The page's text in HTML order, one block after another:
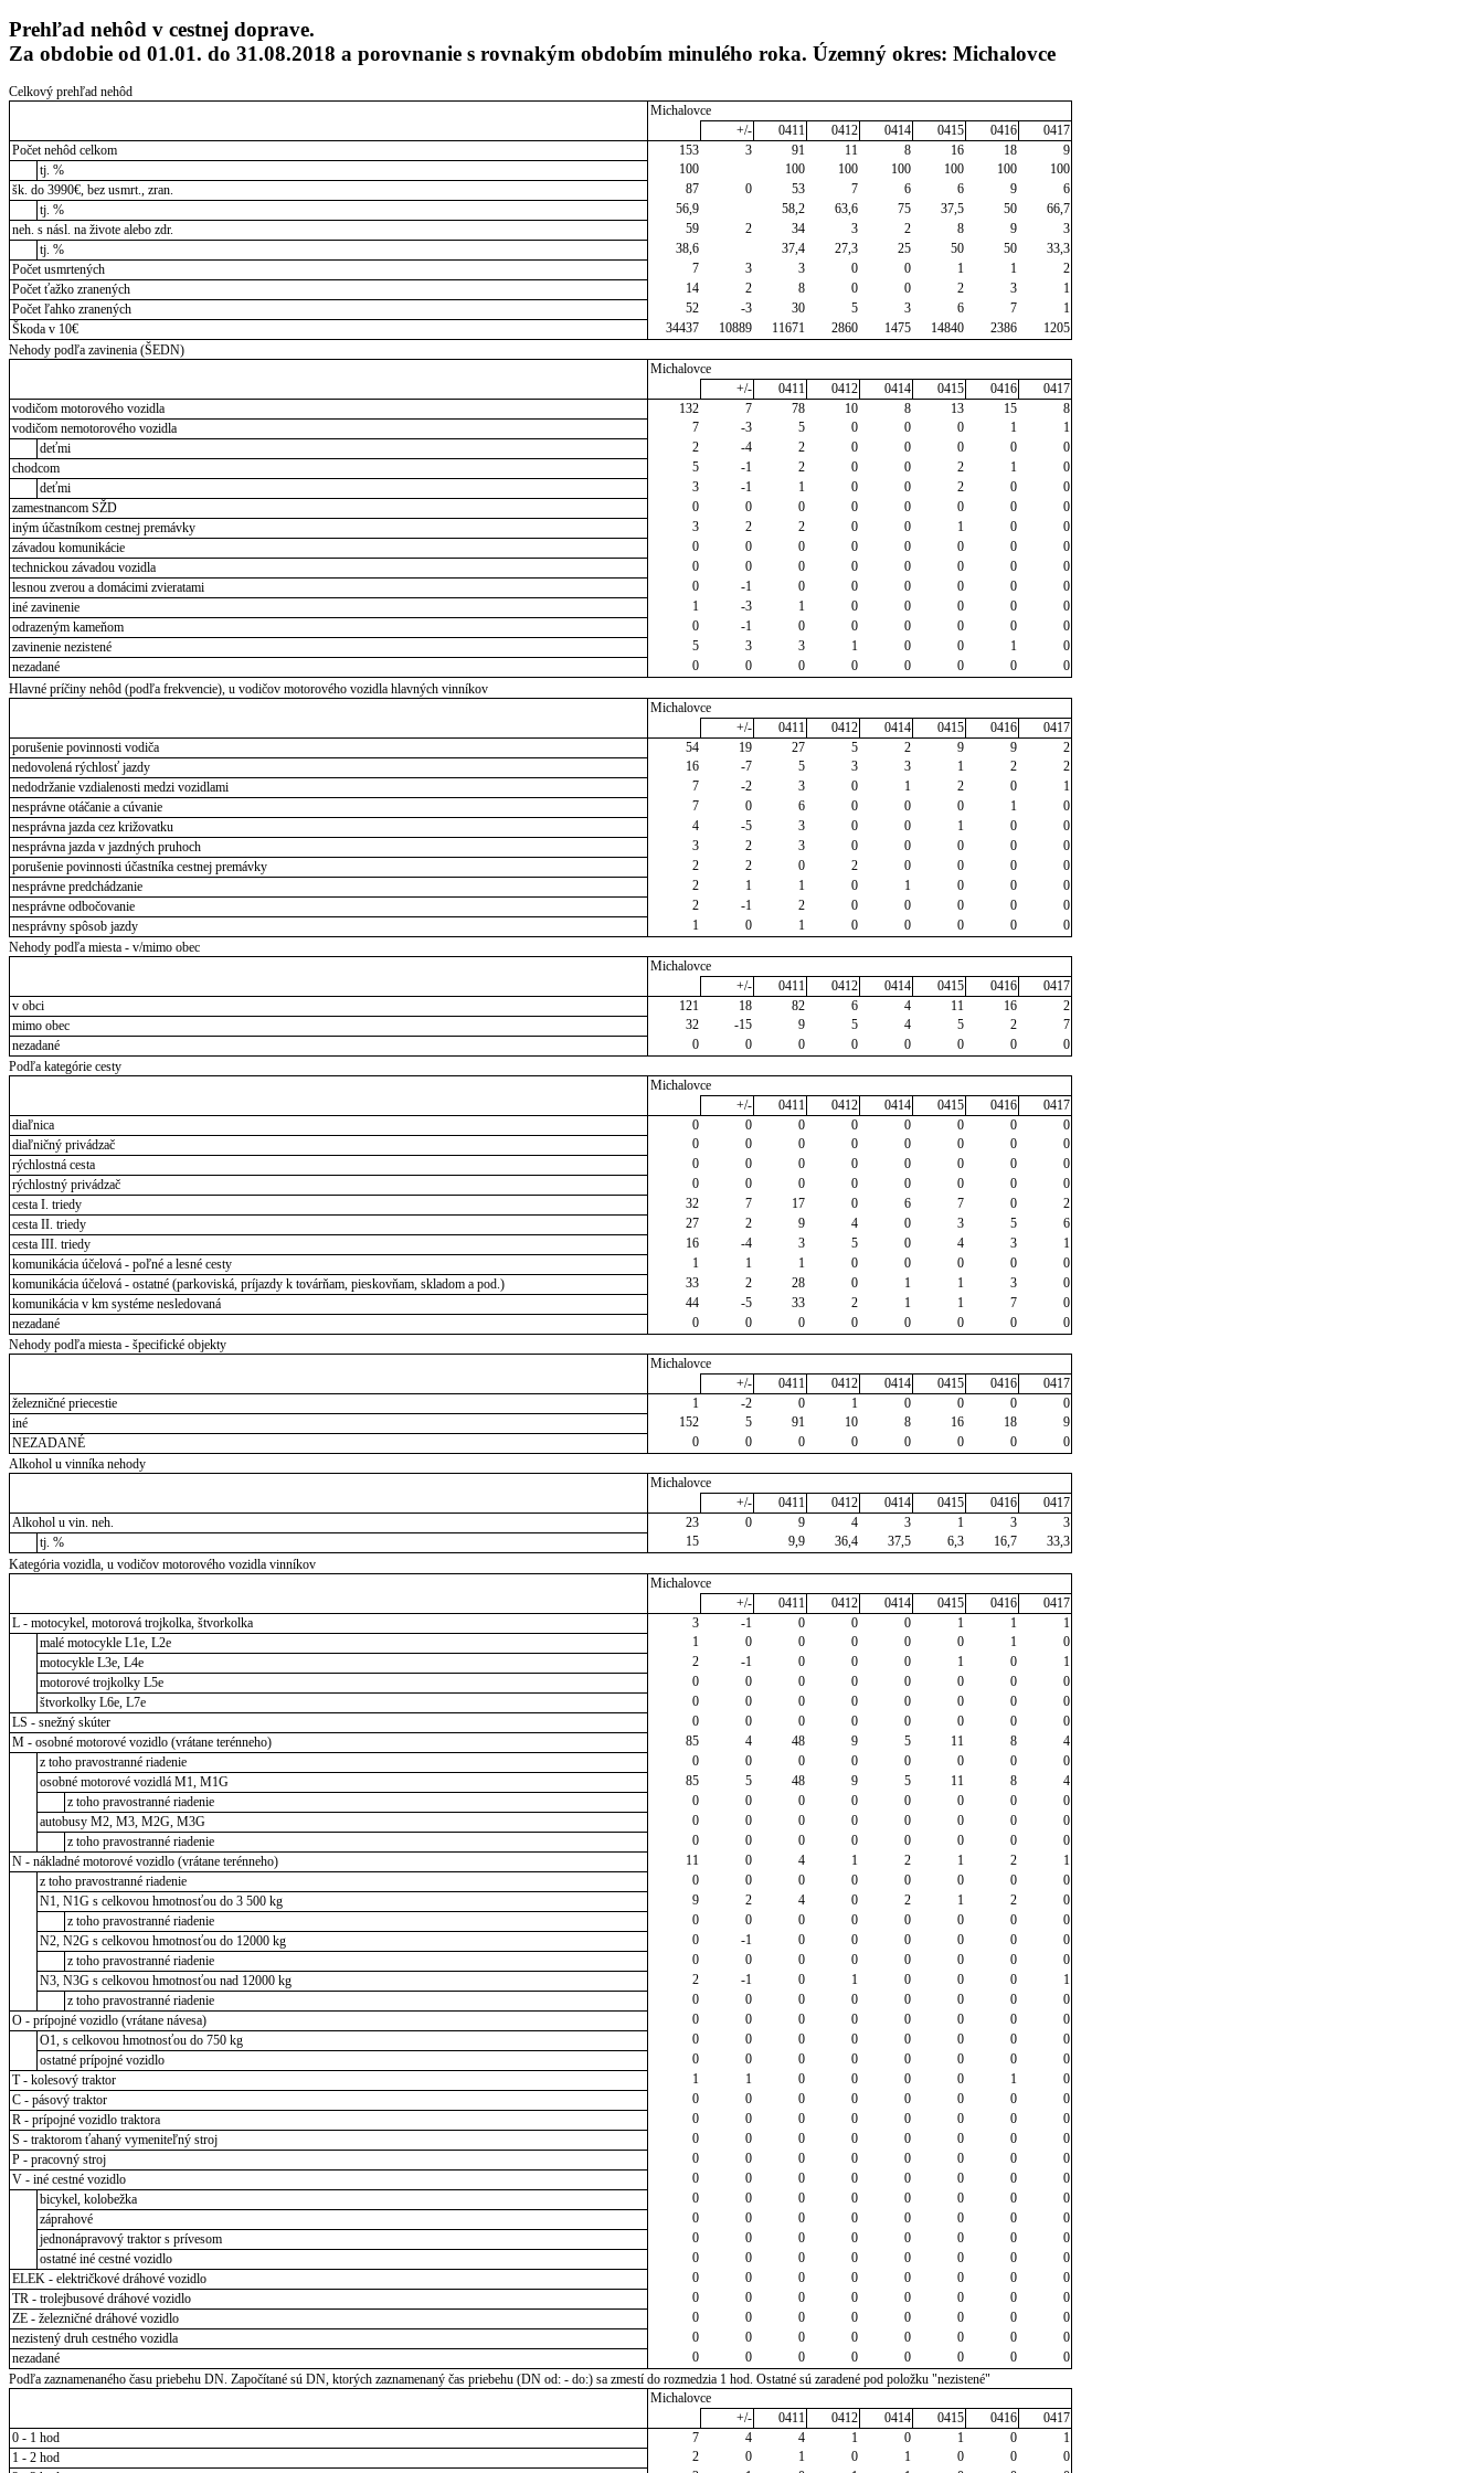
Prehľad nehôd v cestnej doprave.
Za obdobie od 01.01. do 31.08.2018 a porovnanie s rovnakým obdobím minulého roka. Územný okres: Michalovce
Celkový prehľad nehôd
Michalovce
+/-
0411 0412 0414 0415 0416
0417
Počet nehôd celkom
153 3 91 11 8 16 18
9
tj. %
100 100 100 100 100 100
100
šk. do 3990€, bez usmrt., zran.
87 0 53 7 6 6 9
6
tj. %
56,9 58,2 63,6 75 37,5 50
66,7
neh. s násl. na živote alebo zdr.
59 2 34 3 2 8 9
3
tj. %
38,6 37,4 27,3 25 50 50
33,3
Počet usmrtených
7 3 3 0 0 1 1
2
Počet ťažko zranených
14 2 8 0 0 2 3
1
Počet ľahko zranených
52 -3 30 5 3 6 7
1
Škoda v 10€
34437 10889 11671 2860 1475 14840 2386
1205
Nehody podľa zavinenia (ŠEDN)
Michalovce
+/-
0411 0412 0414 0415 0416
0417
vodičom motorového vozidla
132 7 78 10 8 13 15
8
vodičom nemotorového vozidla
7 -3 5 0 0 0 1
1
deťmi
2 -4 2 0 0 0 0
0
chodcom
5 -1 2 0 0 2 1
0
deťmi
3 -1 1 0 0 2 0
0
zamestnancom SŽD
0 0 0 0 0 0 0
0
iným účastníkom cestnej premávky
3 2 2 0 0 1 0
0
závadou komunikácie
0 0 0 0 0 0 0
0
technickou závadou vozidla
0 0 0 0 0 0 0
0
lesnou zverou a domácimi zvieratami
0 -1 0 0 0 0 0
0
iné zavinenie
1 -3 1 0 0 0 0
0
odrazeným kameňom
0 -1 0 0 0 0 0
0
zavinenie nezistené
5 3 3 1 0 0 1
0
nezadané
0 0 0 0 0 0 0
0
Hlavné príčiny nehôd (podľa frekvencie), u vodičov motorového vozidla hlavných vinníkov
Michalovce
+/-
0411 0412 0414 0415 0416
0417
porušenie povinnosti vodiča
54 19 27 5 2 9 9
2
nedovolená rýchlosť jazdy
16 -7 5 3 3 1 2
2
nedodržanie vzdialenosti medzi vozidlami
7 -2 3 0 1 2 0
1
nesprávne otáčanie a cúvanie
7 0 6 0 0 0 1
0
nesprávna jazda cez križovatku
4 -5 3 0 0 1 0
0
nesprávna jazda v jazdných pruhoch
3 2 3 0 0 0 0
0
porušenie povinnosti účastníka cestnej premávky
2 2 0 2 0 0 0
0
nesprávne predchádzanie
2 1 1 0 1 0 0
0
nesprávne odbočovanie
2 -1 2 0 0 0 0
0
nesprávny spôsob jazdy
1 0 1 0 0 0 0
0
Nehody podľa miesta - v/mimo obec
Michalovce
+/-
0411 0412 0414 0415 0416
0417
v obci
121 18 82 6 4 11 16
2
mimo obec
32 -15 9 5 4 5 2
7
nezadané
0 0 0 0 0 0 0
0
Podľa kategórie cesty
Michalovce
+/-
0411 0412 0414 0415 0416
0417
diaľnica
0 0 0 0 0 0 0
0
diaľničný privádzač
0 0 0 0 0 0 0
0
rýchlostná cesta
0 0 0 0 0 0 0
0
rýchlostný privádzač
0 0 0 0 0 0 0
0
cesta I. triedy
32 7 17 0 6 7 0
2
cesta II. triedy
27 2 9 4 0 3 5
6
cesta III. triedy
16 -4 3 5 0 4 3
1
komunikácia účelová - poľné a lesné cesty
1 1 1 0 0 0 0
0
komunikácia účelová - ostatné (parkoviská, príjazdy k továrňam, pieskovňam, skladom a pod.)
33 2 28 0 1 1 3
0
komunikácia v km systéme nesledovaná
44 -5 33 2 1 1 7
0
nezadané
0 0 0 0 0 0 0
0
Nehody podľa miesta - špecifické objekty
Michalovce
+/-
0411 0412 0414 0415 0416
0417
železničné priecestie
1 -2 0 1 0 0 0
0
iné
152 5 91 10 8 16 18
9
NEZADANÉ
0 0 0 0 0 0 0
0
Alkohol u vinníka nehody
Michalovce
+/-
0411 0412 0414 0415 0416
0417
Alkohol u vin. neh.
23 0 9 4 3 1 3
3
tj. %
15 9,9 36,4 37,5 6,3 16,7
33,3
Kategória vozidla, u vodičov motorového vozidla vinníkov
Michalovce
+/-
0411 0412 0414 0415 0416
0417
L - motocykel, motorová trojkolka, štvorkolka
3 -1 0 0 0 1 1
1
malé motocykle L1e, L2e
1 0 0 0 0 0 1
0
motocykle L3e, L4e
2 -1 0 0 0 1 0
1
motorové trojkolky L5e
0 0 0 0 0 0 0
0
štvorkolky L6e, L7e
0 0 0 0 0 0 0
0
LS - snežný skúter
0 0 0 0 0 0 0
0
M - osobné motorové vozidlo (vrátane terénneho)
85 4 48 9 5 11 8
4
z toho pravostranné riadenie
0 0 0 0 0 0 0
0
osobné motorové vozidlá M1, M1G
85 5 48 9 5 11 8
4
z toho pravostranné riadenie
0 0 0 0 0 0 0
0
autobusy M2, M3, M2G, M3G
0 0 0 0 0 0 0
0
z toho pravostranné riadenie
0 0 0 0 0 0 0
0
N - nákladné motorové vozidlo (vrátane terénneho)
11 0 4 1 2 1 2
1
z toho pravostranné riadenie
0 0 0 0 0 0 0
0
N1, N1G s celkovou hmotnosťou do 3 500 kg
9 2 4 0 2 1 2
0
z toho pravostranné riadenie
0 0 0 0 0 0 0
0
N2, N2G s celkovou hmotnosťou do 12000 kg
0 -1 0 0 0 0 0
0
z toho pravostranné riadenie
0 0 0 0 0 0 0
0
N3, N3G s celkovou hmotnosťou nad 12000 kg
2 -1 0 1 0 0 0
1
z toho pravostranné riadenie
0 0 0 0 0 0 0
0
O - prípojné vozidlo (vrátane návesa)
0 0 0 0 0 0 0
0
O1, s celkovou hmotnosťou do 750 kg
0 0 0 0 0 0 0
0
ostatné prípojné vozidlo
0 0 0 0 0 0 0
0
T - kolesový traktor
1 1 0 0 0 0 1
0
C - pásový traktor
0 0 0 0 0 0 0
0
R - prípojné vozidlo traktora
0 0 0 0 0 0 0
0
S - traktorom ťahaný vymeniteľný stroj
0 0 0 0 0 0 0
0
P - pracovný stroj
0 0 0 0 0 0 0
0
V - iné cestné vozidlo
0 0 0 0 0 0 0
0
bicykel, kolobežka
0 0 0 0 0 0 0
0
záprahové
0 0 0 0 0 0 0
0
jednonápravový traktor s prívesom
0 0 0 0 0 0 0
0
ostatné iné cestné vozidlo
0 0 0 0 0 0 0
0
ELEK - električkové dráhové vozidlo
0 0 0 0 0 0 0
0
TR - trolejbusové dráhové vozidlo
0 0 0 0 0 0 0
0
ZE - železničné dráhové vozidlo
0 0 0 0 0 0 0
0
nezistený druh cestného vozidla
0 0 0 0 0 0 0
0
nezadané
0 0 0 0 0 0 0
0
Podľa zaznamenaného času priebehu DN. Započítané sú DN, ktorých zaznamenaný čas priebehu (DN od: - do:) sa zmestí do rozmedzia 1 hod. Ostatné sú zaradené pod položku "nezistené"
Michalovce
+/-
0411 0412 0414 0415 0416
0417
0 - 1 hod
7 4 4 1 0 1 0
1
1 - 2 hod
2 0 1 0 1 0 0
0